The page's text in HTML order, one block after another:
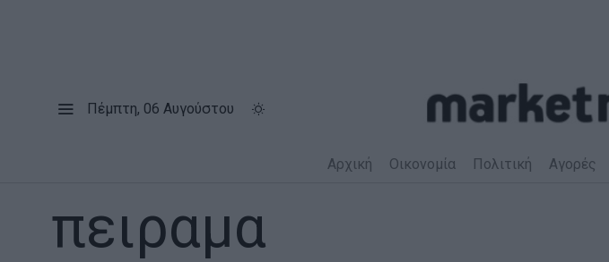
Πέμπτη, 06 Αυγούστου
Αρχική Οικονομία Πολιτική Αγορές
πειραμα